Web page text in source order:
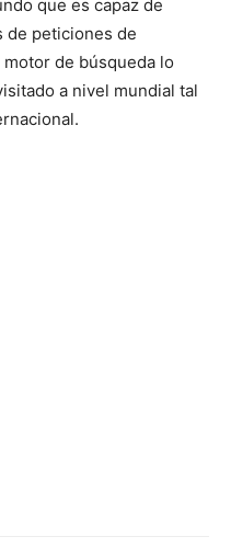
que es capaz de
de peticiones de
de búsqueda lo
a nivel mundial tal